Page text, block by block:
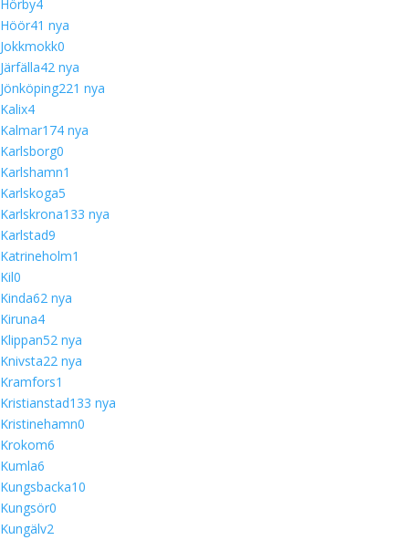
Hörby4
Höör41 nya
Jokkmokk0
Järfälla42 nya
Jönköping221 nya
Kalix4
Kalmar174 nya
Karlsborg0
Karlshamn1
Karlskoga5
Karlskrona133 nya
Karlstad9
Katrineholm1
Kil0
Kinda62 nya
Kiruna4
Klippan52 nya
Knivsta22 nya
Kramfors1
Kristianstad133 nya
Kristinehamn0
Krokom6
Kumla6
Kungsbacka10
Kungsör0
Kungälv2